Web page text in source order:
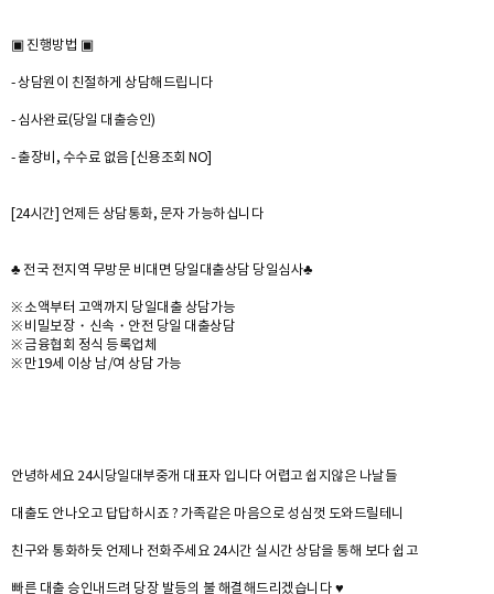
▣ 진행방법 ▣
- 상담원이 친절하게 상담해드립니다
- 심사완료(당일 대출승인)
- 출장비, 수수료 없음 [신용조회 NO]
[24시간] 언제든 상담통화, 문자 가능하십니다
♣ 전국 전지역 무방문 비대면 당일대출상담 당일심사♣
※ 소액부터 고액까지 당일대출 상담가능
※ 비밀보장・신속・안전 당일 대출상담
※ 금융협회 정식 등록업체
※ 만19세 이상 남/여 상담 가능
안녕하세요 24시당일대부중개 대표자 입니다 어렵고 쉽지않은 나날들
대출도 안나오고 답답하시죠 ? 가족같은 마음으로 성심껏 도와드릴테니
친구와 통화하듯 언제나 전화주세요 24시간 실시간 상담을 통해 보다 쉽고
빠른 대출 승인내드려 당장 발등의 불 해결해드리겠습니다 ♥